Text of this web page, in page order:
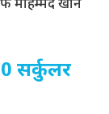
मोहम्मद खान
सर्कुलर